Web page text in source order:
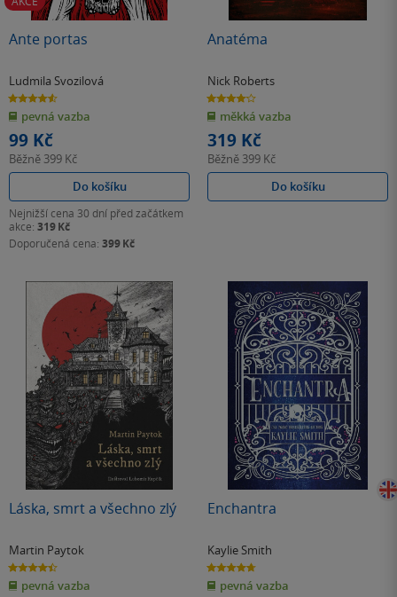
Ante portas
Ludmila Svozilová
4.6
z
5
hvězdiček
pevná vazba
99 Kč
Běžně 399 Kč
Do košíku
Nejnižší cena 30 dní před začátkem
akce: 319 Kč
Doporučená cena: 399 Kč
Anatéma
Nick Roberts
4.1
z
5
hvězdiček
měkká vazba
319 Kč
Běžně 399 Kč
Do košíku
Láska, smrt a všechno zlý
Martin Paytok
4.4
z
5
hvězdiček
pevná vazba
Enchantra
Kaylie Smith
4.7
z
5
hvězdiček
pevná vazba